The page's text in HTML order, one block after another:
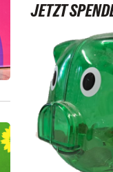
JETZT